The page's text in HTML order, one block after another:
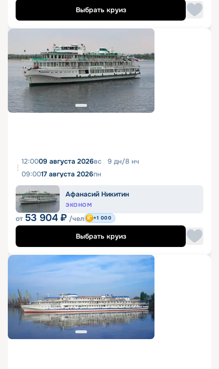
Выбрать круиз
12:0009 августа 2026вс 9 дн/8 нч
09:0017 августа 2026пн
Афанасий Никитин
ЭКОНОМ
от 53 904 ₽ /чел +1 000
Выбрать круиз